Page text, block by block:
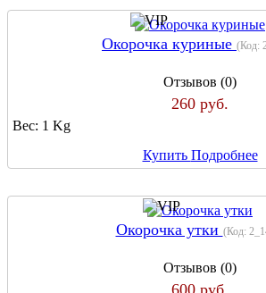
Окорочка куриные (Код:
Отзывов (0)
260 руб.
Вес: 1 Kg
Купить Подробнее
Окорочка утки (Код:
Отзывов (0)
600 руб.